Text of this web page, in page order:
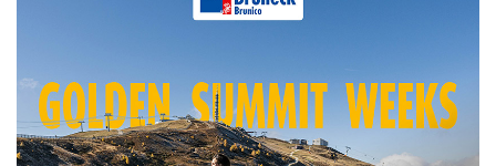
Im Hüttenarchiv suchen
Region: